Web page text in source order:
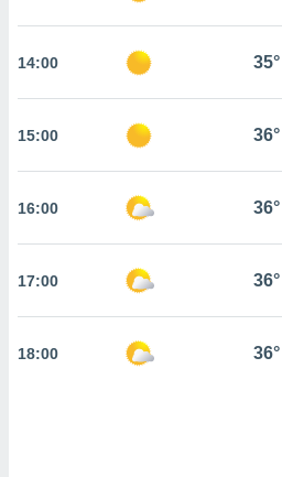
coste.
botón
a la
todas
ya sean
nos
en
perfil
y
CONTINUAR
14:00 35°
15:00 36°
16:00 36°
17:00 36°
18:00 36°